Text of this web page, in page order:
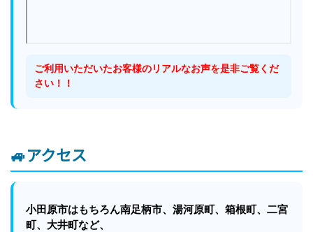
ご利用いただいたお客様のリアルなお声を是非ご覧くだ
さい！！
🚙アクセス
小田原市はもちろん南足柄市、湯河原町、箱根町、二宮
町、大井町など、